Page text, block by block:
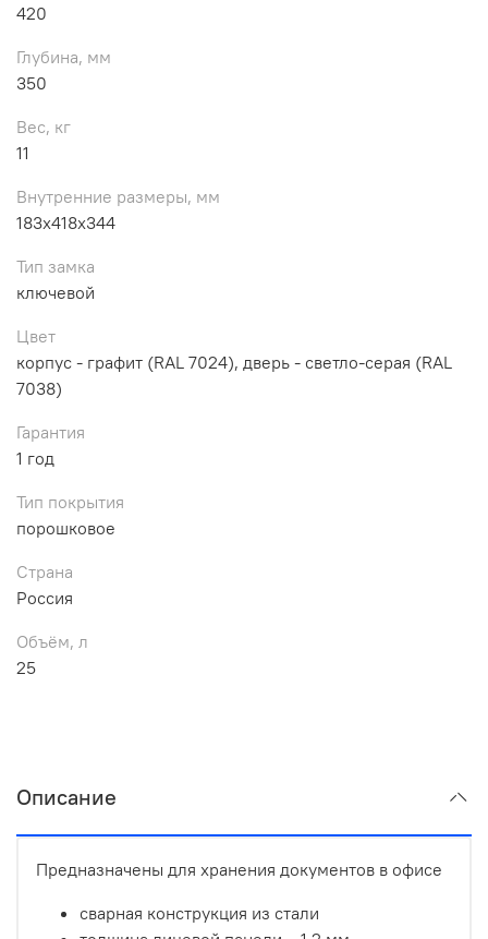
420
Глубина, мм
350
Вес, кг
11
Внутренние размеры, мм
183x418x344
Тип замка
ключевой
Цвет
корпус - графит (RAL 7024), дверь - светло-серая (RAL
7038)
Гарантия
1 год
Тип покрытия
порошковое
Страна
Россия
Объём, л
25
Описание
Предназначены для хранения документов в офисе
сварная конструкция из стали